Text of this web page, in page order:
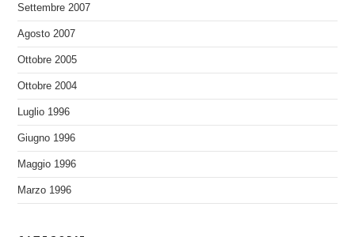
Settembre 2007
Agosto 2007
Ottobre 2005
Ottobre 2004
Luglio 1996
Giugno 1996
Maggio 1996
Marzo 1996